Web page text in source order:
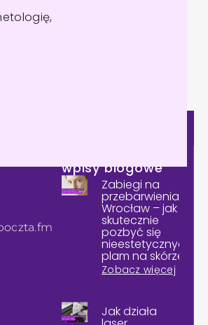
wpisy blogowe
Zabiegi na
przebarwienia
Wrocław – jak
skutecznie
pozbyć się
nieestetycznych
plam na skórze?
Zobacz więcej
Jak działa